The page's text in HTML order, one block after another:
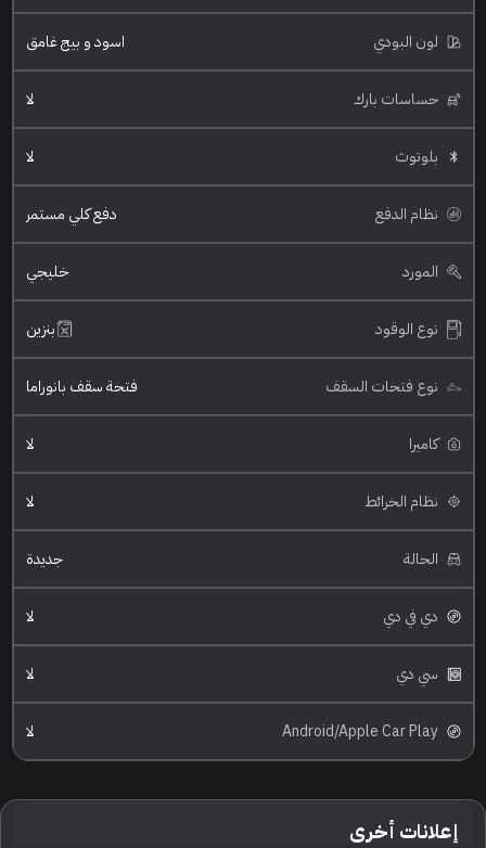
لون البودي اسود و بيج غامق
حساسات بارك لا
بلوتوث لا
نظام الدفع دفع كلي مستمر
المورد خليجي
نوع الوقود بنزين
نوع فتحات السقف فتحة سقف بانوراما
كاميرا لا
نظام الخرائط لا
الحالة جديدة
دي في دي لا
سي دي لا
Android/Apple Car Play لا
إعلانات أخرى